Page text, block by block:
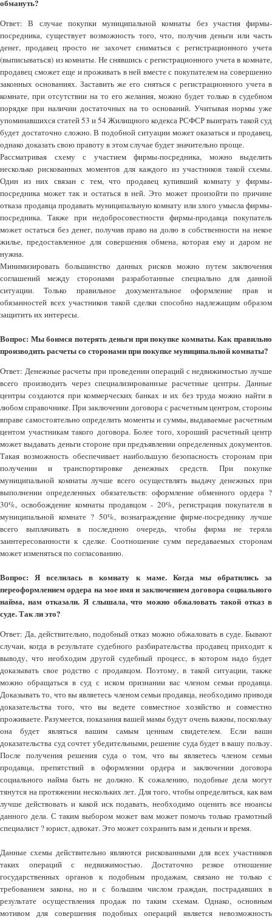
обмануть?
Ответ: В случае покупки муниципальной комнаты без участия фирмы-
посредника, существует возможность того, что, получив деньги или часть
денег, продавец просто не захочет сниматься с регистрационного учета
(выписываться) из комнаты. Не снявшись с регистрационного учета в комнате,
продавец сможет еще и проживать в ней вместе с покупателем на совершенно
законных основаниях. Заставить же его сняться с регистрационного учета в
комнате, при отсутствии на то его желания, можно будет только в судебном
порядке при наличии достаточных на то оснований. Учитывая нормы уже
упоминавшихся статей 53 и 54 Жилищного кодекса РСФСР выиграть такой суд
будет достаточно сложно. В подобной ситуации может оказаться и продавец,
однако доказать свою правоту в этом случае будет значительно проще.
Рассматривая схему с участием фирмы-посредника, можно выделить
несколько рискованных моментов для каждого из участников такой схемы.
Один из них связан с тем, что продавец купивший комнату у фирмы-
посредника может так и остаться в ней. Это может произойти по причине
отказа продавца продавать муниципальную комнату или злого умысла фирмы-
посредника. Также при недобросовестности фирмы-продавца покупатель
может остаться без денег, получив право на долю в собственности на некое
жилье, предоставленное для совершения обмена, которая ему и даром не
нужна.
Минимизировать большинство данных рисков можно путем заключения
соглашений между сторонами разработанные специально для данной
ситуации. Только правильное документальное оформление прав и
обязанностей всех участников такой сделки способно надлежащим образом
защитить их интересы.
Вопрос: Мы боимся потерять деньги при покупке комнаты. Как правильно
производить расчеты со сторонами при покупке муниципальной комнаты?
Ответ: Денежные расчеты при проведении операций с недвижимостью лучше
всего производить через специализированные расчетные центры. Данные
центры создаются при коммерческих банках и их без труда можно найти в
любом справочнике. При заключении договора с расчетным центром, стороны
вправе самостоятельно определить моменты и суммы, выдаваемые расчетным
центом участникам такого договора. Более того, хороший расчетный центр
может выдавать деньги стороне при предъявлении определенных документов.
Такая возможность обеспечивает наибольшую безопасность сторонам при
получении и транспортировке денежных средств. При покупке
муниципальной комнаты лучше всего осуществлять выдачу денежных при
выполнении определенных обязательств: оформление обменного ордера ?
30%, освобождение комнаты продавцом - 20%, регистрация покупателя в
муниципальной комнате ? 50%, вознаграждение фирме-посреднику лучше
всего выплачивать в последнюю очередь, чтобы фирма не теряла
заинтересованности к сделке. Соотношение сумм передаваемых сторонам
может изменяться по согласованию.
Вопрос: Я вселилась в комнату к маме. Когда мы обратились за
переоформлением ордера на мое имя и заключением договора социального
найма, нам отказали. Я слышала, что можно обжаловать такой отказ в
суде. Так ли это?
Ответ: Да, действительно, подобный отказ можно обжаловать в суде. Бывают
случаи, когда в результате судебного разбирательства продавец приходит к
выводу, что необходим другой судебный процесс, в котором надо будет
доказывать свое родство с продавцом. Поэтому, в такой ситуации, также
можно обращаться в суд с иском признании вас членом семьи продавца.
Доказывать то, что вы являетесь членом семьи продавца, необходимо приводя
доказательства того, что вы ведете совместное хозяйство и совместно
проживаете. Разумеется, показания вашей мамы будут очень важны, поскольку
она будет являться вашим самым ценным свидетелем. Если ваши
доказательства суд сочтет убедительными, решение суда будет в вашу пользу.
После получения решения суда о том, что вы являетесь членом семьи
продавца, препятствий в оформлении ордера и заключении договора
социального найма быть не должно. К сожалению, подобные дела могут
тянутся на протяжении нескольких лет. Для того, чтобы определиться, как вам
лучше действовать и какой иск подавать, необходимо оценить все нюансы
данного дела. С таким выбором может вам может помочь только грамотный
специалист ? юрист, адвокат. Это может сохранить вам и деньги и время.
Данные схемы действительно являются рискованными для всех участников
таких операций с недвижимостью. Достаточно резкое отношение
государственных органов к подобным продажам, связано не только с
требованием закона, но и с большим числом граждан, пострадавших в
результате осуществления продаж по таким схемам. Однако, основным
мотивом для совершения подобных операций является невозможность